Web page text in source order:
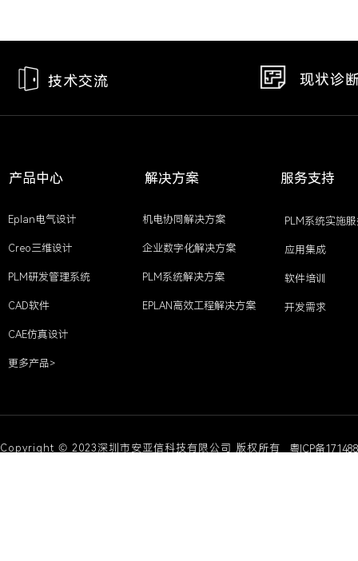
现状诊
技术交流
机电协同解决方案
企业数字化解决方案
PLM系统解决方案
EPLAN高效工程解决方案
产品中心 解决方案 服务支持
PLM系统实施
应用集成
软件培训
开发需求
Eplan电气设计
Creo三维设计
PLM研发管理系统
CAD软件
CAE仿真设计
更多产品>
粤ICP备
Copyright © 2023深圳市安亚信科技有限公司 版权所有